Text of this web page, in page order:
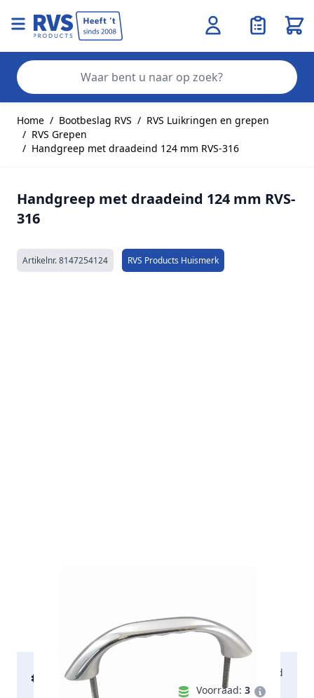
Home / Bootbeslag RVS / RVS Luikringen en grepen
/ RVS Grepen
/ Handgreep met draadeind 124 mm RVS-316
Handgreep met draadeind 124 mm RVS-
316
Artikelnr.8147254124 RVS Products Huismerk
€ 59,67
Maandag bezorgd
Voorraad: 3